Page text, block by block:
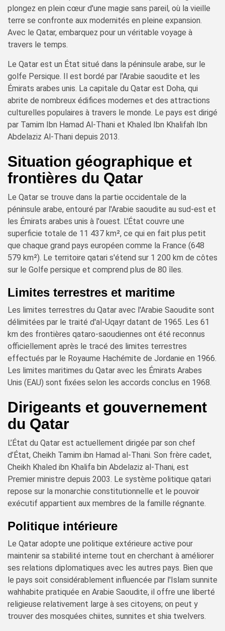
plongez en plein cœur d'une magie sans pareil, où la vieille
terre se confronte aux modernités en pleine expansion.
Avec le Qatar, embarquez pour un véritable voyage à
travers le temps.
Le Qatar est un État situé dans la péninsule arabe, sur le
golfe Persique. Il est bordé par l'Arabie saoudite et les
Émirats arabes unis. La capitale du Qatar est Doha, qui
abrite de nombreux édifices modernes et des attractions
culturelles populaires à travers le monde. Le pays est dirigé
par Tamim Ibn Hamad Al-Thani et Khaled Ibn Khalifah Ibn
Abdelaziz Al-Thani depuis 2013.
Situation géographique et
frontières du Qatar
Le Qatar se trouve dans la partie occidentale de la
péninsule arabe, entouré par l'Arabie saoudite au sud-est et
les Émirats arabes unis à l'ouest. L'État couvre une
superficie totale de 11 437 km², ce qui en fait plus petit
que chaque grand pays européen comme la France (648
579 km²). Le territoire qatari s'étend sur 1 200 km de côtes
sur le Golfe persique et comprend plus de 80 îles.
Limites terrestres et maritime
Les limites terrestres du Qatar avec l'Arabie Saoudite sont
délimitées par le traité d'al-Uqayr datant de 1965. Les 61
km des frontières qataro-saoudiennes ont été reconnus
officiellement après le tracé des limites terrestres
effectués par le Royaume Hachémite de Jordanie en 1966.
Les limites maritimes du Qatar avec les Émirats Arabes
Unis (EAU) sont fixées selon les accords conclus en 1968.
Dirigeants et gouvernement
du Qatar
L’État du Qatar est actuellement dirigée par son chef
d’État, Cheikh Tamim ibn Hamad al-Thani. Son frère cadet,
Cheikh Khaled ibn Khalifa bin Abdelaziz al-Thani, est
Premier ministre depuis 2003. Le système politique qatari
repose sur la monarchie constitutionnelle et le pouvoir
exécutif appartient aux membres de la famille régnante.
Politique intérieure
Le Qatar adopte une politique extérieure active pour
maintenir sa stabilité interne tout en cherchant à améliorer
ses relations diplomatiques avec les autres pays. Bien que
le pays soit considérablement influencée par l'Islam sunnite
wahhabite pratiquée en Arabie Saoudite, il offre une liberté
religieuse relativement large à ses citoyens; on peut y
trouver des mosquées chiites, sunnites et shia twelvers.